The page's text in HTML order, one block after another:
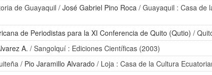
de Guayaquil /José Gabriel Pino Roca / Guayaquil : Casa de
de Periodistas para la XI Conferencia de Quito (Qutio) /
A. / Sangolquí : Ediciones Científicas (2003)
/ Pio Jaramillo Alvarado / Loja : Casa de la Cultura